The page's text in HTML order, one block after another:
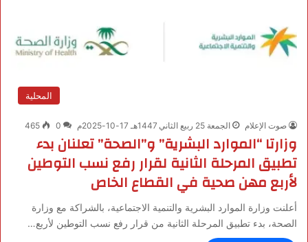
المحلية
صوت الإعلام الجمعة 25 ربيع الثاني 1447هـ 17-10-2025م 0
465
وزارتا “الموارد البشرية” و”الصحة” تعلنان بدء
تطبيق المرحلة الثانية لقرار رفع نسب التوطين
لأربع مهن صحية في القطاع الخاص
أعلنت وزارة الموارد البشرية والتنمية الاجتماعية، بالشراكة مع وزارة
الصحة، بدء تطبيق المرحلة الثانية من قرار رفع نسب التوطين لأربع…